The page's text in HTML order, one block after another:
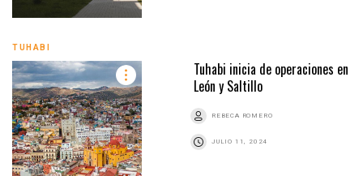
TUHABI
Tuhabi inicia de operaciones en
León y Saltillo
REBECA ROMERO
JULIO 11, 2024